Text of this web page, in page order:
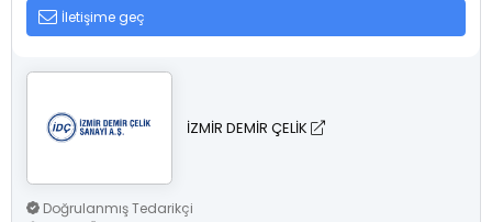
İletişime geç
İZMİR DEMİR ÇELİK
Doğrulanmış Tedarikçi